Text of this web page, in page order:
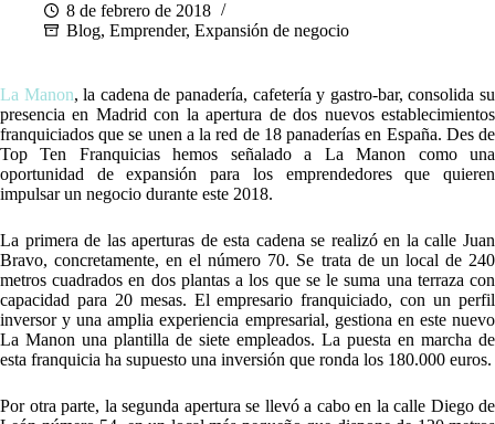
8 de febrero de 2018
Blog, Emprender, Expansión de negocio
La Manon, la cadena de panadería, cafetería y gastro-bar, consolida su
presencia en Madrid con la apertura de dos nuevos establecimientos
franquiciados que se unen a la red de 18 panaderías en España. Des de
Top Ten Franquicias hemos señalado a La Manon como una
oportunidad de expansión para los emprendedores que quieren
impulsar un negocio durante este 2018.
La primera de las aperturas de esta cadena se realizó en la calle Juan
Bravo, concretamente, en el número 70. Se trata de un local de 240
metros cuadrados en dos plantas a los que se le suma una terraza con
capacidad para 20 mesas. El empresario franquiciado, con un perfil
inversor y una amplia experiencia empresarial, gestiona en este nuevo
La Manon una plantilla de siete empleados. La puesta en marcha de
esta franquicia ha supuesto una inversión que ronda los 180.000 euros.
Por otra parte, la segunda apertura se llevó a cabo en la calle Diego de